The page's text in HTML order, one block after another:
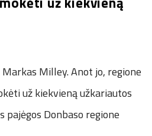
Milley. Anot jo, regione
už kiekvieną užkariautos
Donbaso regione